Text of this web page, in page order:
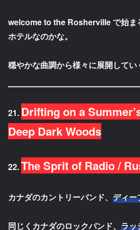
welcome to the Rosherville で始ま
ホテルなのかな。
穏やかな曲調から様々に展開してい
21. Drifting on a
Deep Dark Woods
22.The Sprit of Radio /
カナダのカントリーバンド、 ディー
同じくカナダのロックバンド、 ラッ